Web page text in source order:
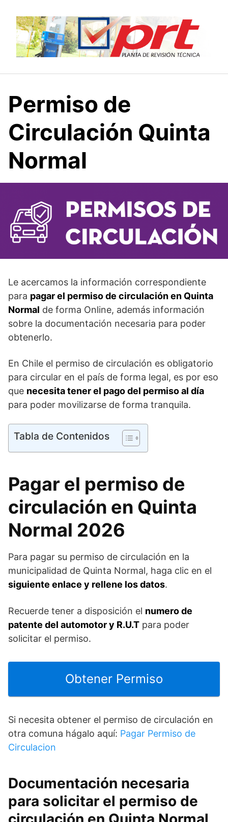
contenido
Permiso de
Circulación Quinta
Normal
Le acercamos la información correspondiente
para pagar el permiso de circulación en Quinta
Normal de forma Online, además información
sobre la documentación necesaria para poder
obtenerlo.
En Chile el permiso de circulación es obligatorio
para circular en el país de forma legal, es por eso
que necesita tener el pago del permiso al día
para poder movilizarse de forma tranquila.
Tabla de Contenidos
Pagar el permiso de
circulación en Quinta
Normal 2026
Para pagar su permiso de circulación en la
municipalidad de Quinta Normal, haga clic en el
siguiente enlace y rellene los datos.
Recuerde tener a disposición el numero de
patente del automotor y R.U.T para poder
solicitar el permiso.
Obtener Permiso
Si necesita obtener el permiso de circulación en
otra comuna hágalo aquí: Pagar Permiso de
Circulacion
Documentación necesaria
para solicitar el permiso de